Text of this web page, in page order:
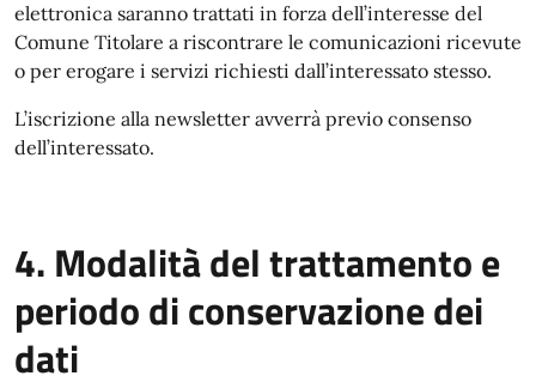
elettronica saranno trattati in forza dell’interesse del
Comune Titolare a riscontrare le comunicazioni ricevute
o per erogare i servizi richiesti dall’interessato stesso.
L’iscrizione alla newsletter avverrà previo consenso
dell’interessato.
4. Modalità del trattamento e
periodo di conservazione dei
dati